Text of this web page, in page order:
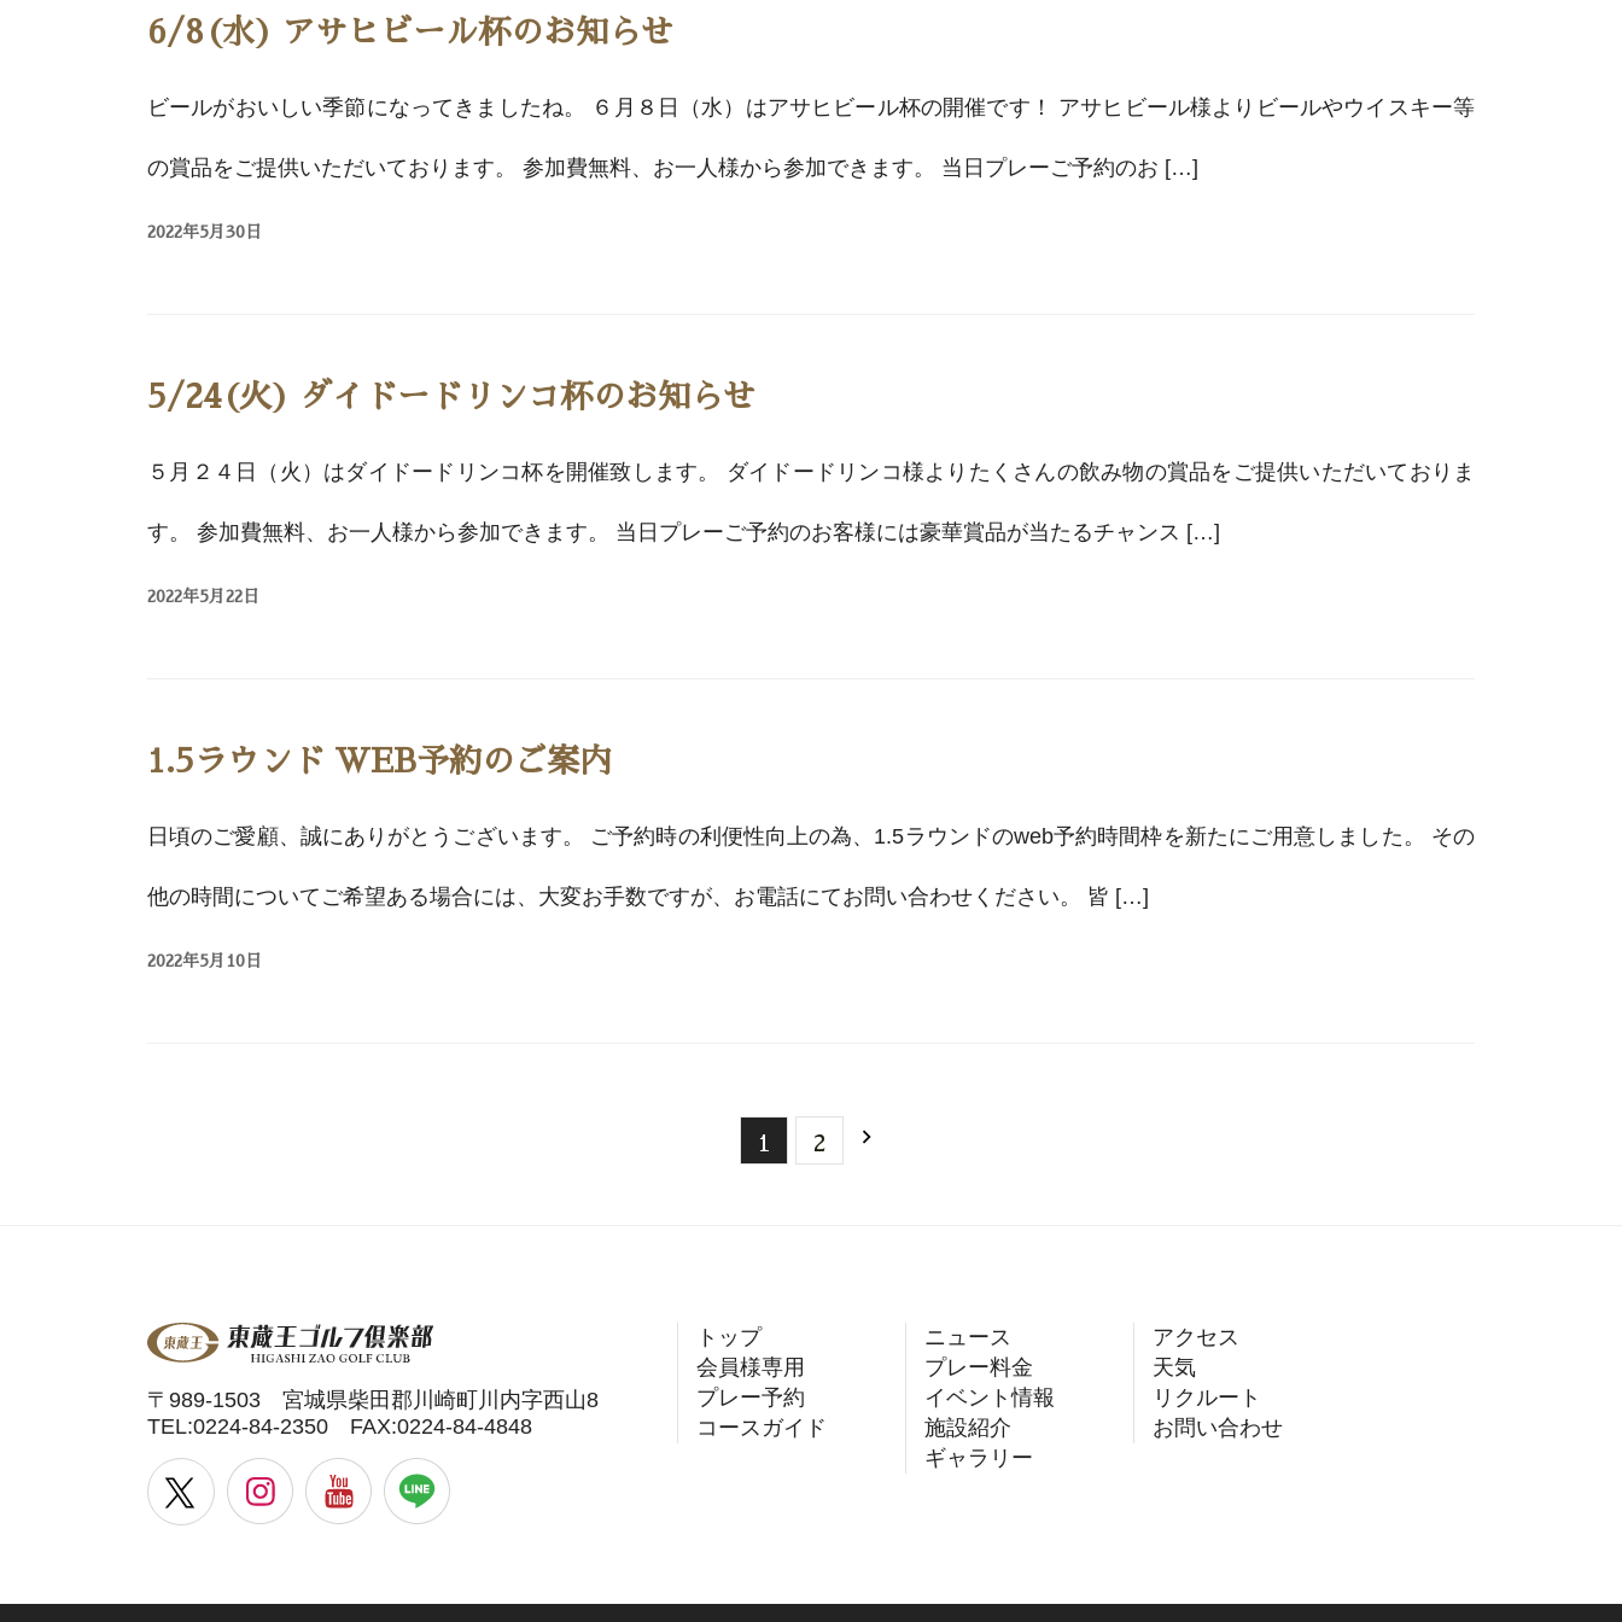
6/8(水) アサヒビール杯のお知らせ
ビールがおいしい季節になってきましたね。 ６月８日（水）はアサヒビール杯の開催です！ アサヒビール様よりビールやウイスキー等
の賞品をご提供いただいております。 参加費無料、お一人様から参加できます。 当日プレーご予約のお […]
2022年5月30日
5/24(火) ダイドードリンコ杯のお知らせ
５月２４日（火）はダイドードリンコ杯を開催致します。 ダイドードリンコ様よりたくさんの飲み物の賞品をご提供いただいておりま
す。 参加費無料、お一人様から参加できます。 当日プレーご予約のお客様には豪華賞品が当たるチャンス […]
2022年5月22日
1.5ラウンド WEB予約のご案内
日頃のご愛顧、誠にありがとうございます。 ご予約時の利便性向上の為、1.5ラウンドのweb予約時間枠を新たにご用意しました。 その
他の時間についてご希望ある場合には、大変お手数ですが、お電話にてお問い合わせください。 皆 […]
2022年5月10日
1 2
〒989-1503 宮城県柴田郡川崎町川内字西山8
TEL:0224-84-2350 FAX:0224-84-4848
トップ
会員様専用
プレー予約
コースガイド
ニュース
プレー料金
イベント情報
施設紹介
ギャラリー
アクセス
天気
リクルート
お問い合わせ